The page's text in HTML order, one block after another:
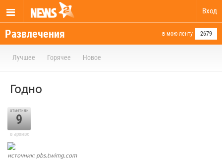
Вход
Развлечения в мою ленту 2679
Лучшее Горячее Новое
Годно
отметили
9
в архиве
источник: pbs.twimg.com